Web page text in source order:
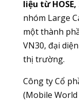
liệu từ HOSE,
nhóm Large
một thành
VN30, đại
thị trường.
Công ty Cổ
(Mobile